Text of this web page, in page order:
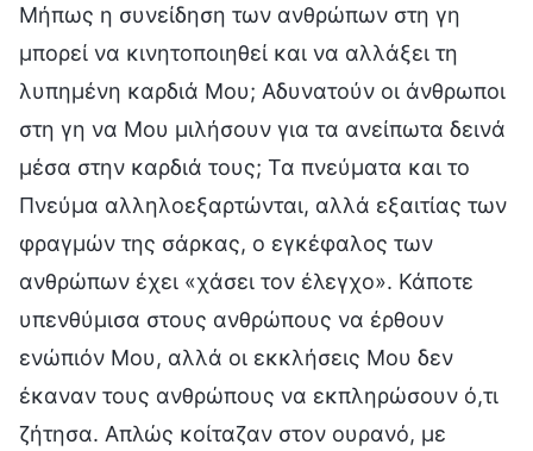
Μήπως η συνείδηση των ανθρώπων στη γη
μπορεί να κινητοποιηθεί και να αλλάξει τη
λυπημένη καρδιά Μου; Αδυνατούν οι άνθρωποι
στη γη να Μου μιλήσουν για τα ανείπωτα δεινά
μέσα στην καρδιά τους; Τα πνεύματα και το
Πνεύμα αλληλοεξαρτώνται, αλλά εξαιτίας των
φραγμών της σάρκας, ο εγκέφαλος των
ανθρώπων έχει «χάσει τον έλεγχο». Κάποτε
υπενθύμισα στους ανθρώπους να έρθουν
ενώπιόν Μου, αλλά οι εκκλήσεις Μου δεν
έκαναν τους ανθρώπους να εκπληρώσουν ό,τι
ζήτησα. Απλώς κοίταζαν στον ουρανό, με